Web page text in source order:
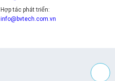
Hợp tác phát triển:
info@bvtech.com.vn